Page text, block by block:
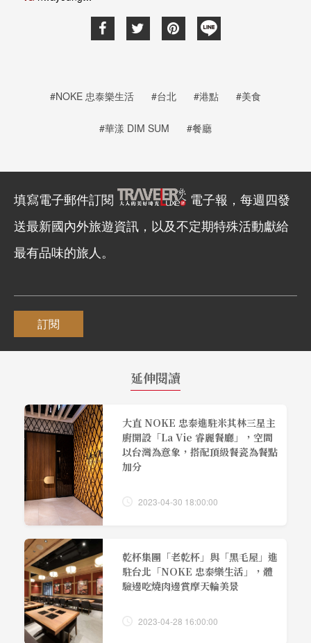
#NOKE 忠泰樂生活 #台北 #港點 #美食
#華漾 DIM SUM #餐廳
填寫電子郵件訂閱
電子報，每週四發
送最新國內外旅遊資訊，以及不定期特殊活動獻給
最有品味的旅人。
訂閱
延伸閱讀
大直 NOKE 忠泰進駐米其林三星主
廚開設「La Vie 睿麗餐廳」，空間
以台灣為意象，搭配頂級餐瓷為餐點
加分
2023-04-30 18:00:00
乾杯集團「老乾杯」與「黑毛屋」進
駐台北「NOKE 忠泰樂生活」，體
驗邊吃燒肉邊賞摩天輪美景
2023-04-28 16:00:00